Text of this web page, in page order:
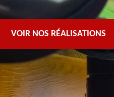
VOIR NOS RÉALISATIONS